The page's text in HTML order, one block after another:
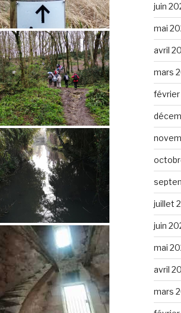
juin
mai
avril
mars
février
juillet
juin
mai
avril
mars